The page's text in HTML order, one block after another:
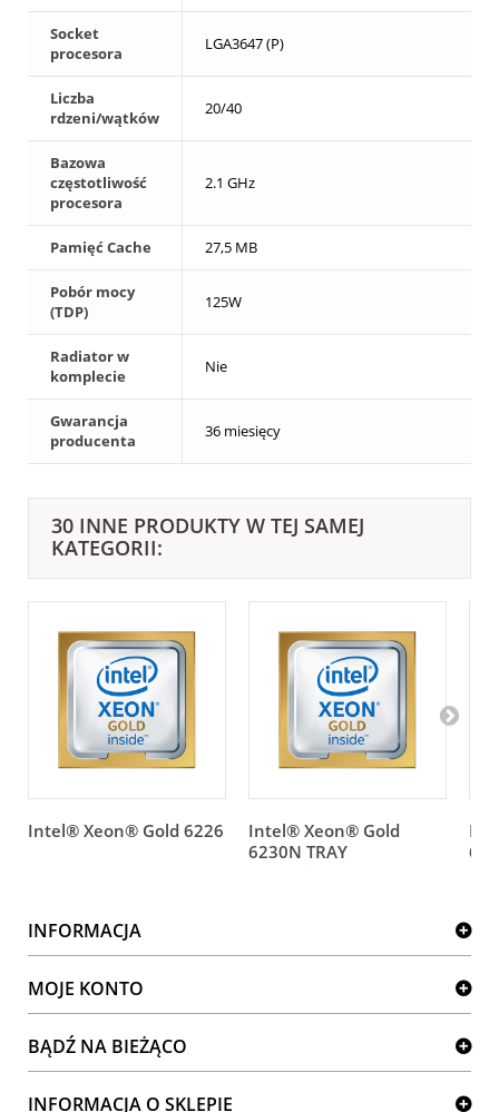
Socket
procesora
LGA3647 (P)
Liczba
rdzeni/wątków
20/40
Bazowa
częstotliwość
procesora
2.1 GHz
Pamięć Cache 27,5 MB
Pobór mocy
(TDP)
125W
Radiator w
komplecie
Nie
Gwarancja
producenta
36 miesięcy
30 INNE PRODUKTY W TEJ SAMEJ
KATEGORII:
Intel® Xeon® Gold 6226
Intel® Xeon® Gold
6230N TRAY
INFORMACJA
MOJE KONTO
BĄDŹ NA BIEŻĄCO
INFORMACJA O SKLEPIE